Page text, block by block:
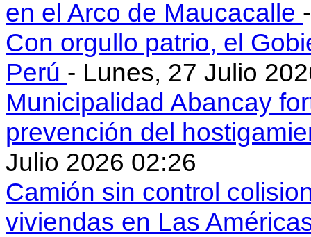
en el Arco de Maucacalle
Con orgullo patrio, el
Perú - Lunes, 27 Julio
Municipalidad Abancay
prevención del
Julio 2026 02:26
Camión sin control
viviendas en Las